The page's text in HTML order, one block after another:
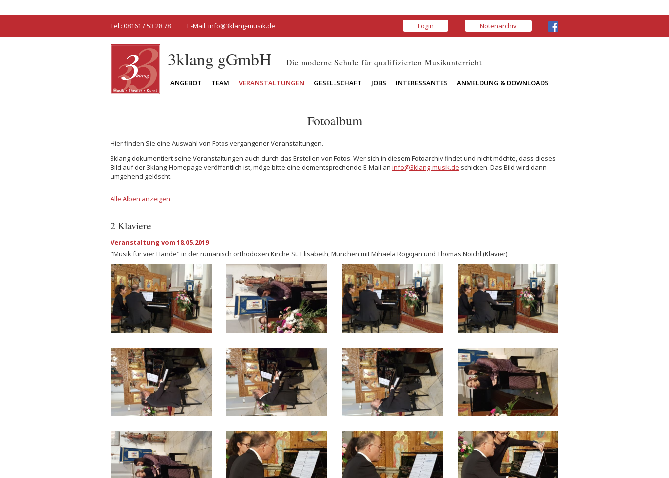
Tel.: 08161 / 53 28 78 E-Mail: info@3klang-musik.de Login Notenarchiv
3klang gGmbH Die moderne Schule für qualifizierten Musikunterricht
ANGEBOT TEAM VERANSTALTUNGEN GESELLSCHAFT JOBS INTERESSANTES ANMELDUNG & DOWNLOADS
Fotoalbum
Hier finden Sie eine Auswahl von Fotos vergangener Veranstaltungen.
3klang dokumentiert seine Veranstaltungen auch durch das Erstellen von Fotos. Wer sich in diesem Fotoarchiv findet und nicht möchte, dass dieses
Bild auf der 3klang-Homepage veröffentlich ist, möge bitte eine dementsprechende E-Mail an info@3klang-musik.de schicken. Das Bild wird dann
umgehend gelöscht.
Alle Alben anzeigen
2 Klaviere
Veranstaltung vom 18.05.2019
"Musik für vier Hände" in der rumänisch orthodoxen Kirche St. Elisabeth, München mit Mihaela Rogojan und Thomas Noichl (Klavier)